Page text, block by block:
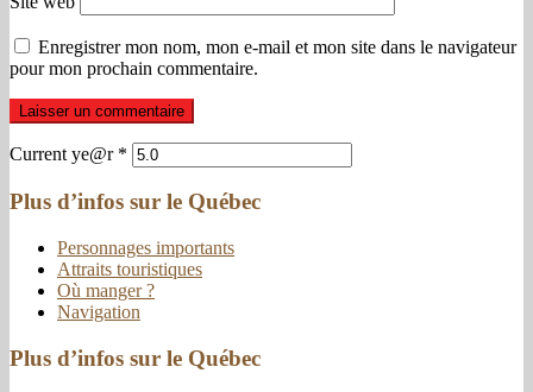
Enregistrer mon nom, mon e-mail et mon site dans le navigateur
pour mon prochain commentaire.
Current ye@r *
Plus d’infos sur le Québec
Personnages importants
Attraits touristiques
Où manger ?
Navigation
Plus d’infos sur le Québec